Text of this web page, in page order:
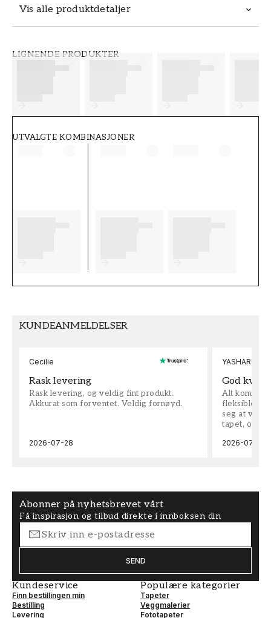
Vis alle produktdetaljer
LIGNENDE PRODUKTER
UTVALGTE KOMBINASJONER
KUNDEANMELDELSER
Cecilie
Rask levering
Rask levering, og veldig fint produkt.
Akkurat som forventet. Veldig fornøyd.
2026-07-28
YASHAR
God
Alt kom
fleksible på
seg at vi
tapet, og
2026-07-04
Abonner på nyhetsbrevet vårt
Få inspirasjon og tilbud direkte i innboksen din
SEND
Kundeservice
Finn bestillingen min
Bestilling
Levering
Populære kategorier
Tapeter
Veggmalerier
Fototapeter